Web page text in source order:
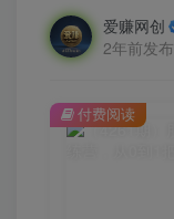
爱赚网创
2年前发布
付费阅读